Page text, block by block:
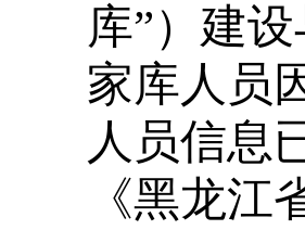
库”）建
家库人员
人员信息
《黑龙